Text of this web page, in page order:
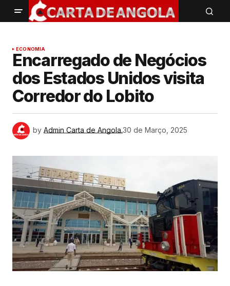
ECONOMIA
Encarregado de Negócios
dos Estados Unidos visita
Corredor do Lobito ‎
by Admin Carta de Angola.30 de Março, 2025